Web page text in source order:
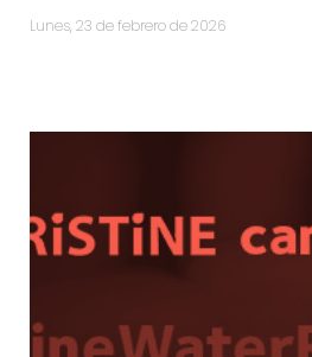
lunes, 23 de febrero de 2026